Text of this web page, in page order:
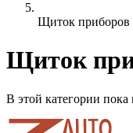
Щиток приборов
Щиток
В этой категории пока